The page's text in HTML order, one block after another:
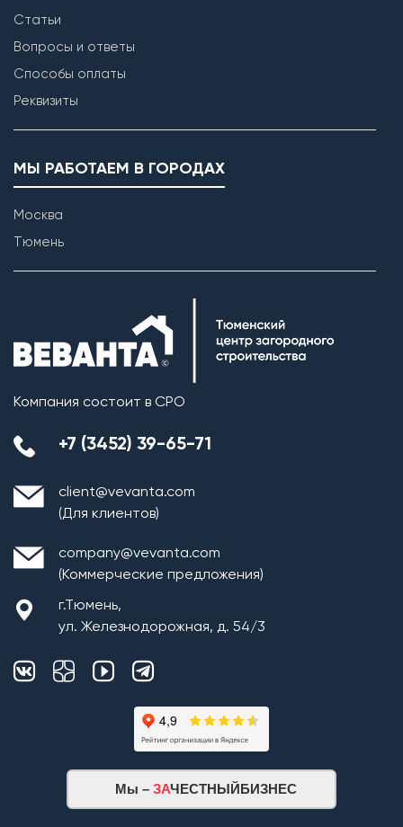
Статьи
Вопросы и ответы
Способы оплаты
Реквизиты
МЫ РАБОТАЕМ В ГОРОДАХ
Москва
Тюмень
Компания состоит в СРО
+7 (3452) 39-65-71
client@vevanta.com
(Для клиентов)
company@vevanta.com
(Коммерческие предложения)
г.Тюмень,
ул. Железнодорожная, д. 54/3
Мы – ЗАЧЕСТНЫЙБИЗНЕС